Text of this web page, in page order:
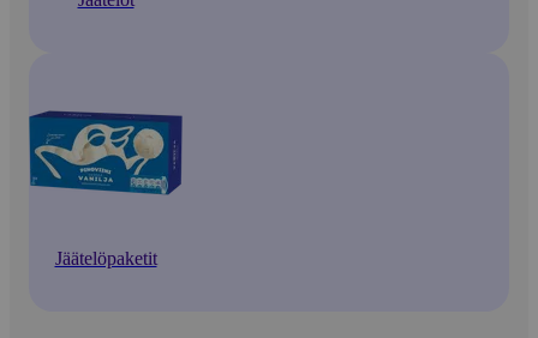
Jäätelöpaketit